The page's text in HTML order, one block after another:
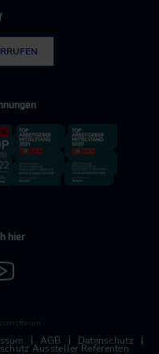
hier
AGB Datenschutz
Aussteller Referenten